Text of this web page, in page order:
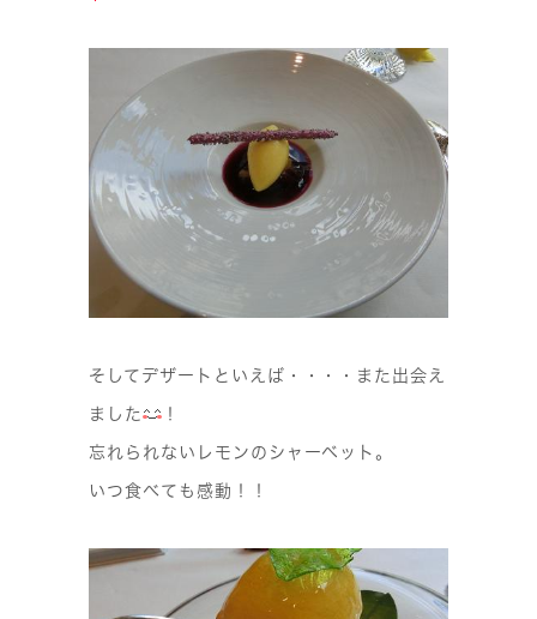
そしてデザートといえば・・・・また出会え
ました ！
忘れられないレモンのシャーベット。
いつ食べても感動！！